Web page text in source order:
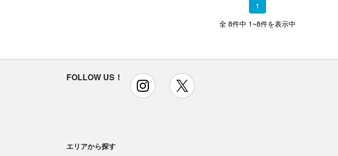
1
全 8件中 1~8件を表示中
FOLLOW US！ instagram
エリアから探す